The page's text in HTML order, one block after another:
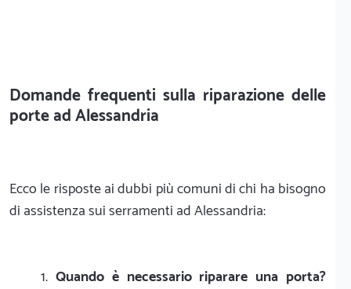
Domande frequenti sulla riparazione delle
porte ad Alessandria
Ecco le risposte ai dubbi più comuni di chi ha bisogno
di assistenza sui serramenti ad Alessandria:
Quando è necessario riparare una porta?